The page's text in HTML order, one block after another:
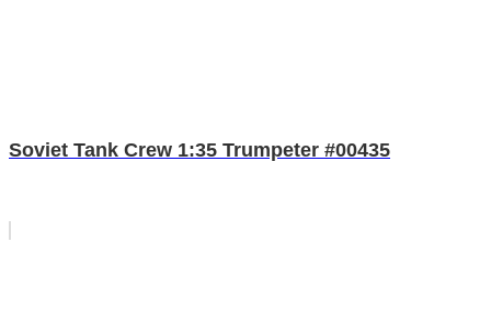
Soviet Tank Crew 1:35 Trumpeter #00435